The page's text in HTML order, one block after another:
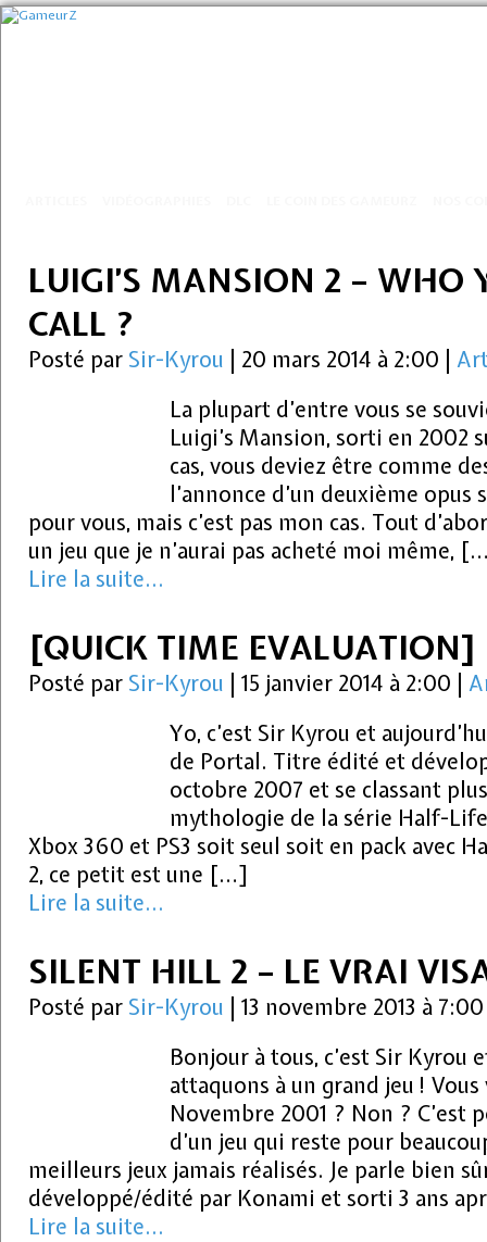
LUIGI’S MANSION 2 – WHO
CALL ?
Posté par Sir-Kyrou 20 mars 2014 à 2:00
La plupart d’entre vous se
Luigi’s Mansion, sorti en 2002
cas, vous deviez être comme
l’annonce d’un deuxième opus
pour vous, mais c’est pas mon cas. Tout
un jeu que je n’aurai pas acheté moi même,
Lire la suite...
[QUICK TIME EVALUATION]
Posté par Sir-Kyrou 15 janvier 2014 à 2:00
Yo, c’est Sir Kyrou et
de Portal. Titre édité et
octobre 2007 et se classant
mythologie de la série Half-
Xbox 360 et PS3 soit seul soit en pack avec
2, ce petit est une […]
Lire la suite...
SILENT HILL 2 – LE VRAI
Posté par Sir-Kyrou
13 novembre 2013 à
Bonjour à tous, c’est Sir Kyrou
attaquons à un grand jeu ! Vous
Novembre 2001 ? Non ?
d’un jeu qui reste pour
meilleurs jeux jamais réalisés. Je parle bien
développé/édité par Konami et sorti 3 ans
Lire la suite...